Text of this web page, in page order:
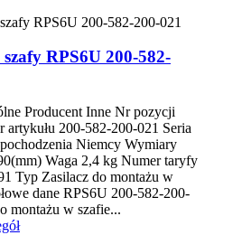
RPS6U 200-582-
Producent Inne Nr pozycji
artykułu 200-582-200-021 Seria
Niemcy Wymiary
Waga 2,4 kg Numer taryfy
Typ Zasilacz do montażu w
dane RPS6U 200-582-200-
montażu w szafie...